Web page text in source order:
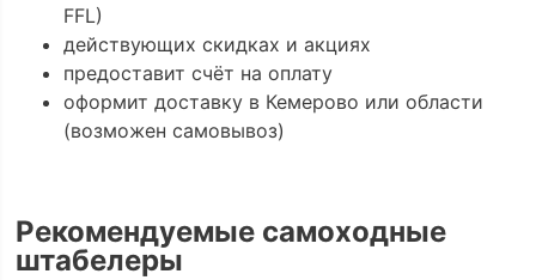
FFL)
действующих скидках и акциях
предоставит счёт на оплату
оформит доставку в Кемерово или области
(возможен самовывоз)
Рекомендуемые самоходные
штабелеры